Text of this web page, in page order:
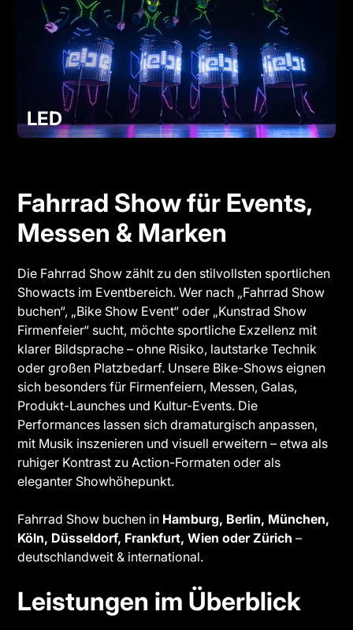
LED
Fahrrad Show für Events,
Messen & Marken
Die Fahrrad Show zählt zu den stilvollsten sportlichen
Showacts im Eventbereich. Wer nach „Fahrrad Show
buchen“, „Bike Show Event“ oder „Kunstrad Show
Firmenfeier“ sucht, möchte sportliche Exzellenz mit
klarer Bildsprache – ohne Risiko, lautstarke Technik
oder großen Platzbedarf. Unsere Bike-Shows eignen
sich besonders für Firmenfeiern, Messen, Galas,
Produkt-Launches und Kultur-Events. Die
Performances lassen sich dramaturgisch anpassen,
mit Musik inszenieren und visuell erweitern – etwa als
ruhiger Kontrast zu Action-Formaten oder als
eleganter Showhöhepunkt.
Fahrrad Show buchen in Hamburg, Berlin, München,
Köln, Düsseldorf, Frankfurt, Wien oder Zürich –
deutschlandweit & international.
Leistungen im Überblick